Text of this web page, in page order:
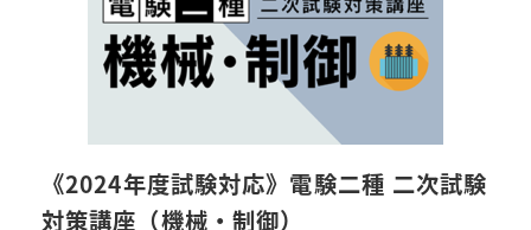
《2024年度試験対応》電験二種 二次試験
対策講座（機械・制御）